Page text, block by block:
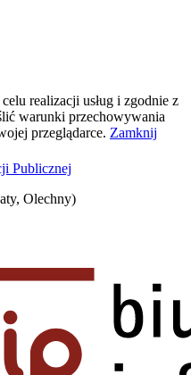
realizacji usług i zgodnie z
warunki przechowywania
przeglądarce. Zamknij
Publicznej
Olechny)